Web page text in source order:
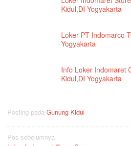
Kidul,DI Yogyakarta
Loker PT Indomarco
Yogyakarta
Info Loker Indomaret
Kidul,DI Yogyakarta
Posting pada Gunung Kidul
Navigasi
Pos sebelumnya